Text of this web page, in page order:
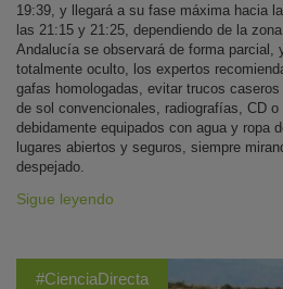
19:39, y llegará a su fase máxima hacia
las 21:15 y 21:25, dependiendo de la
Andalucía se observará de forma parcial,
totalmente oculto, los expertos
gafas homologadas, evitar trucos
de sol convencionales, radiografías, CD
debidamente equipados con agua y ropa
lugares abiertos y seguros, siempre
despejado.
Sigue leyendo
#CienciaDirecta